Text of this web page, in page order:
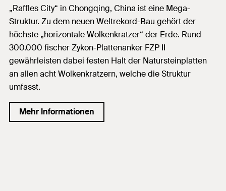
„Raffles City“ in Chongqing, China ist eine Mega-
Struktur. Zu dem neuen Weltrekord-Bau gehört der
höchste „horizontale Wolkenkratzer“ der Erde. Rund
300.000 fischer Zykon-Plattenanker FZP II
gewährleisten dabei festen Halt der Natursteinplatten
an allen acht Wolkenkratzern, welche die Struktur
umfasst.
Mehr Informationen